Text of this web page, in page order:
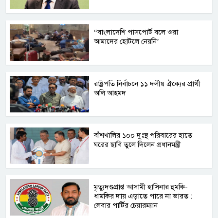
“বাংলাদেশি পাসপোর্ট বলে ওরা
আমাদের হোটলে নেয়নি’
রাষ্ট্রপতি নির্বাচনে ১১ দলীয় ঐক্যের প্রার্থী
অলি আহমদ
বাঁশখালির ১০০ দুঃস্থ পরিবারের হাতে
ঘরের ছাবি তুলে দিলেন প্রধানমন্ত্রী
মৃত্যুদণ্ডপ্রাপ্ত আসামী হাসিনার হুমকি-
ধামকির দায় এড়াতে পারে না ভারত :
লেবার পার্টির চেয়ারম্যান